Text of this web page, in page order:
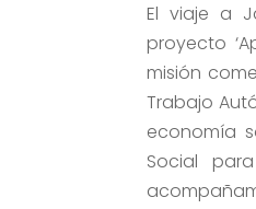
El viaje a
proyecto
misión
Trabajo
economía
Social